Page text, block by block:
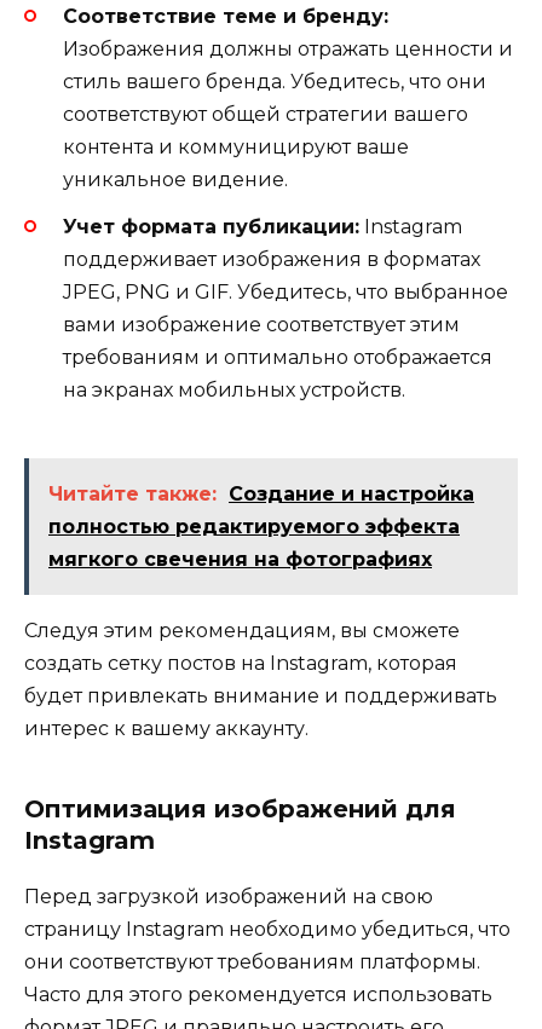
Соответствие теме и бренду:
Изображения должны отражать ценности и
стиль вашего бренда. Убедитесь, что они
соответствуют общей стратегии вашего
контента и коммуницируют ваше
уникальное видение.
Учет формата публикации: Instagram
поддерживает изображения в форматах
JPEG, PNG и GIF. Убедитесь, что выбранное
вами изображение соответствует этим
требованиям и оптимально отображается
на экранах мобильных устройств.
Читайте также: Создание и настройка
полностью редактируемого эффекта
мягкого свечения на фотографиях
Следуя этим рекомендациям, вы сможете
создать сетку постов на Instagram, которая
будет привлекать внимание и поддерживать
интерес к вашему аккаунту.
Оптимизация изображений для
Instagram
Перед загрузкой изображений на свою
страницу Instagram необходимо убедиться, что
они соответствуют требованиям платформы.
Часто для этого рекомендуется использовать